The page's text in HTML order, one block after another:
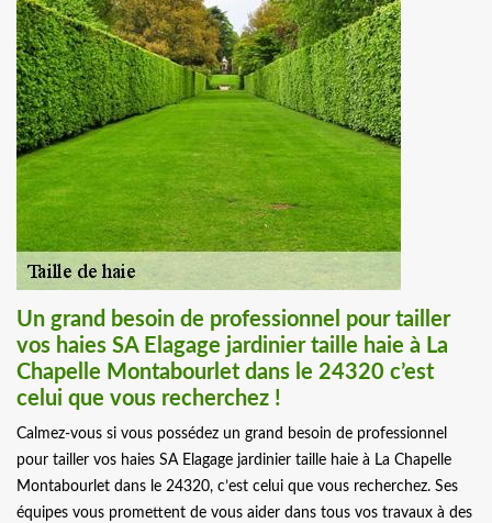
Un grand besoin de professionnel pour tailler
vos haies SA Elagage jardinier taille haie à La
Chapelle Montabourlet dans le 24320 c’est
celui que vous recherchez !
Calmez-vous si vous possédez un grand besoin de professionnel
pour tailler vos haies SA Elagage jardinier taille haie à La Chapelle
Montabourlet dans le 24320, c’est celui que vous recherchez. Ses
équipes vous promettent de vous aider dans tous vos travaux à des